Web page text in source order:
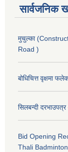
सार्वजनिक
मुचुल्का
Road )
बोधिचित्त वृक्षमा
सिलबन्दी
Bid Opening
Thali